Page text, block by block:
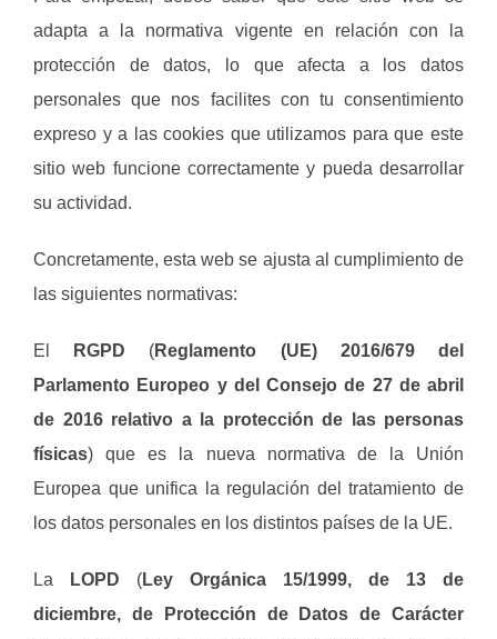
adapta a la normativa vigente en relación con la
protección de datos, lo que afecta a los datos
personales que nos facilites con tu consentimiento
expreso y a las cookies que utilizamos para que este
sitio web funcione correctamente y pueda desarrollar
su actividad.
Concretamente, esta web se ajusta al cumplimiento de
las siguientes normativas:
El RGPD (Reglamento (UE) 2016/679 del
Parlamento Europeo y del Consejo de 27 de abril
de 2016 relativo a la protección de las personas
físicas) que es la nueva normativa de la Unión
Europea que unifica la regulación del tratamiento de
los datos personales en los distintos países de la UE.
La LOPD (Ley Orgánica 15/1999, de 13 de
diciembre, de Protección de Datos de Carácter